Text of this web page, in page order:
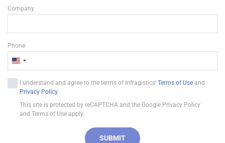
Company
U
i
Phone
I understand and agree to the terms of Infragistics' Terms of Use and
Privacy Policy
This site is protected by reCAPTCHA and the Google Privacy Policy
and Terms of Use apply.
SUBMIT